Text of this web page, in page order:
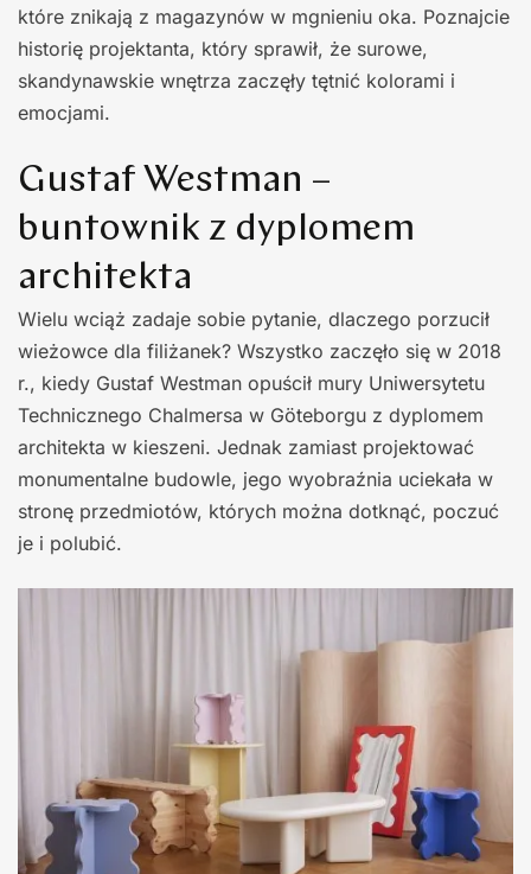
które znikają z magazynów w mgnieniu oka. Poznajcie
historię projektanta, który sprawił, że surowe,
skandynawskie wnętrza zaczęły tętnić kolorami i
emocjami.
Gustaf Westman –
buntownik z dyplomem
architekta
Wielu wciąż zadaje sobie pytanie, dlaczego porzucił
wieżowce dla filiżanek? Wszystko zaczęło się w 2018
r., kiedy Gustaf Westman opuścił mury Uniwersytetu
Technicznego Chalmersa w Göteborgu z dyplomem
architekta w kieszeni. Jednak zamiast projektować
monumentalne budowle, jego wyobraźnia uciekała w
stronę przedmiotów, których można dotknąć, poczuć
je i polubić.